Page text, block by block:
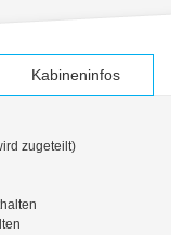
Kabineninfos
zugeteilt)